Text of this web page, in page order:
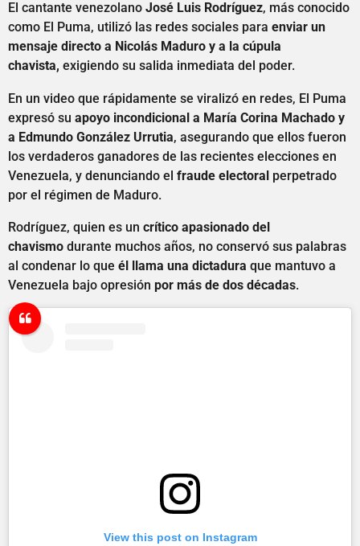
El cantante venezolano José Luis Rodríguez, más conocido
como El Puma, utilizó las redes sociales para enviar un
mensaje directo a Nicolás Maduro y a la cúpula
chavista, exigiendo su salida inmediata del poder.
En un video que rápidamente se viralizó en redes, El Puma
expresó su apoyo incondicional a María Corina Machado y
a Edmundo González Urrutia, asegurando que ellos fueron
los verdaderos ganadores de las recientes elecciones en
Venezuela, y denunciando el fraude electoral perpetrado
por el régimen de Maduro.
Rodríguez, quien es un crítico apasionado del
chavismo durante muchos años, no conservó sus palabras
al condenar lo que él llama una dictadura que mantuvo a
Venezuela bajo opresión por más de dos décadas.
View this post on Instagram